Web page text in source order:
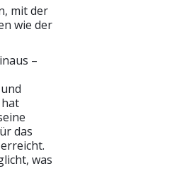
mit der
wie der
–
das
was